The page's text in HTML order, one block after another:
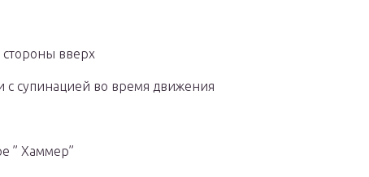
вверх
с супинацией во время движения
” Хаммер”